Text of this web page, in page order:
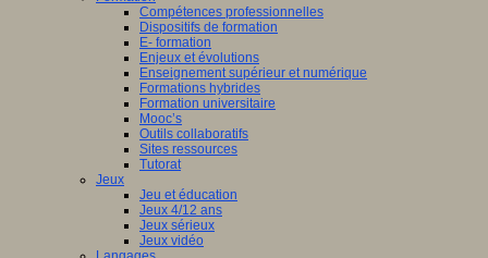
Compétences professionnelles
Dispositifs de formation
E- formation
Enjeux et évolutions
Enseignement supérieur et numérique
Formations hybrides
Formation universitaire
Mooc’s
Outils collaboratifs
Sites ressources
Tutorat
Jeux
Jeu et éducation
Jeux 4/12 ans
Jeux sérieux
Jeux vidéo